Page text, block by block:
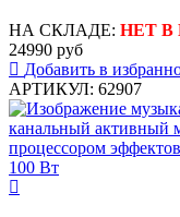
НА СКЛАДЕ: НЕТ
24990 руб
Добавить в
АРТИКУЛ: 62907